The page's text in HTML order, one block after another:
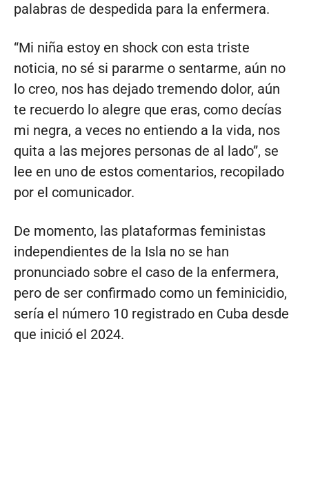
palabras de despedida para la enfermera.
“Mi niña estoy en shock con esta triste
noticia, no sé si pararme o sentarme, aún no
lo creo, nos has dejado tremendo dolor, aún
te recuerdo lo alegre que eras, como decías
mi negra, a veces no entiendo a la vida, nos
quita a las mejores personas de al lado”, se
lee en uno de estos comentarios, recopilado
por el comunicador.
De momento, las plataformas feministas
independientes de la Isla no se han
pronunciado sobre el caso de la enfermera,
pero de ser confirmado como un feminicidio,
sería el número 10 registrado en Cuba desde
que inició el 2024.